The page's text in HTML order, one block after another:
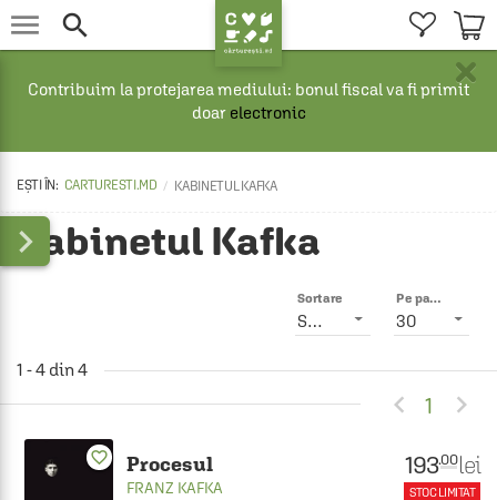
 
×
Contribuim la protejarea mediului: bonul fiscal va fi primit
doar electronic
CARTURESTI.MD KABINETUL KAFKA
Kabinetul Kafka

Pe pagină
30
Sortare
Smart
1 - 4 din 4
 1 
favorite_border Procesul
FRANZ KAFKA
193.00 lei
STOC LIMITAT